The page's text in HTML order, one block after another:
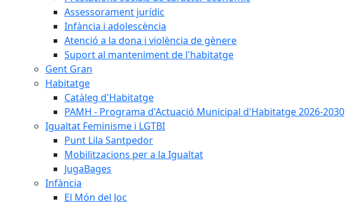
Assessorament jurídic
Infància i adolescència
Atenció a la dona i violència de gènere
Suport al manteniment de l'habitatge
Gent Gran
Habitatge
Catàleg d'Habitatge
PAMH - Programa d'Actuació Municipal d'Habitatge 2026-2030
Igualtat Feminisme i LGTBI
Punt Lila Santpedor
Mobilitzacions per a la Igualtat
JugaBages
Infància
El Món del Joc